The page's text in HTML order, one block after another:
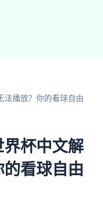
法播放？你的看球自由
杯中文解
看球自由